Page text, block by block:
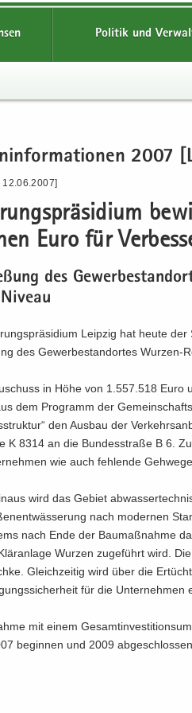
Politik und
2007
Euro für
des
Leip­zig hat heute
des Ge­wer­be­stand­or­tes Wurzen-​
in Höhe von 1.557.518 Euro
dem Pro­gramm der
den Aus­bau der
K 8314 an die Bun­des­stra­ße B 6.
wie auch feh­len­de
wird das Ge­biet
nach mo­der­nen
nach Ende der Bau­maß­nah­me
Wur­zen zu­ge­führt wird.
Gleich­zei­tig wird über die
für die Un­ter­neh­men
mit einem
be­gin­nen und 2009